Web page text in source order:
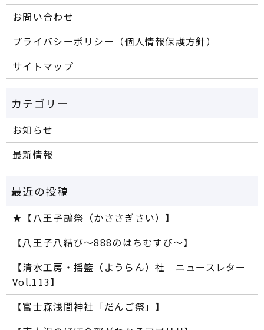
お問い合わせ
プライバシーポリシー（個人情報保護方針）
サイトマップ
お知らせ
最新情報
★【八王子鵲祭（かささぎさい）】
【八王子八結び～888のはちむすび～】
【清水工房・揺籃（ようらん）社 ニュースレター
Vol.113】
【富士森浅間神社「だんご祭」】